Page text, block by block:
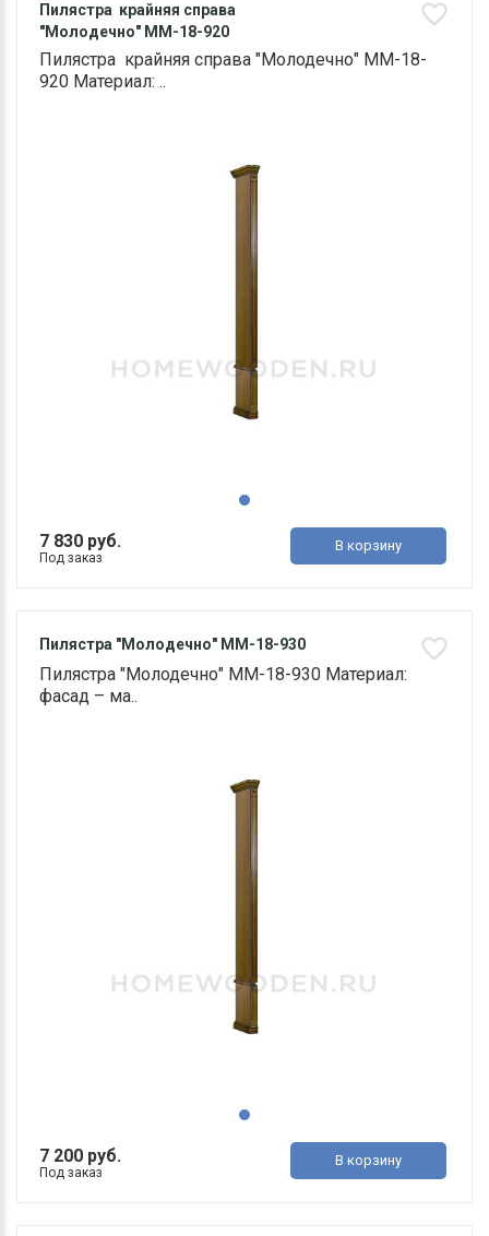
Пилястра крайняя справа
"Молодечно" ММ-18-920
Пилястра крайняя справа "Молодечно" ММ-18-
920 Материал: ..
7 830 руб.
Под заказ
В корзину
Пилястра "Молодечно" ММ-18-930
Пилястра "Молодечно" ММ-18-930 Материал:
фасад – ма..
7 200 руб.
Под заказ
В корзину